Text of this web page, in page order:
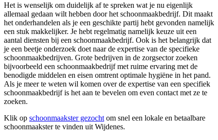
Het is wenselijk om duidelijk af te spreken wat je nu eigenlijk
allemaal gedaan wilt hebben door het schoonmaakbedrijf. Dit maakt
het onderhandelen als je een geschikte partij hebt gevonden namelijk
een stuk makkelijker. Je hebt regelmatig namelijk keuze uit een
aantal diensten bij een schoonmaakbedrijf. Ook is het belangrijk dat
je een beetje onderzoek doet naar de expertise van de specifieke
schoonmaakbedrijven. Grote bedrijven in de zorgsector zoeken
bijvoorbeeld een schoonmaakbedrijf met ruime ervaring met de
benodigde middelen en eisen omtrent optimale hygiëne in het pand.
Als je meer te weten wil komen over de expertise van een specifiek
schoonmaakbedrijf is het aan te bevelen om even contact met ze te
zoeken.
Klik op schoonmaakster gezocht om snel een lokale en betaalbare
schoonmaakster te vinden uit Wijdenes.